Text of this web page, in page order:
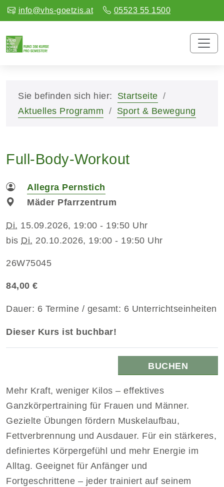
info@vhs-goetzis.at 05523 55 1500
Sie befinden sich hier:
Startseite
Aktuelles Programm
Sport & Bewegung
Full-Body-Workout
Allegra Pernstich
Mäder Pfarrzentrum
Di. 15.09.2026, 19:00 - 19:50 Uhr
bis Di. 20.10.2026, 19:00 - 19:50 Uhr
26W75045
84,00 €
Dauer: 6 Termine / gesamt: 6 Unterrichtseinheiten
Dieser Kurs ist buchbar!
BUCHEN
Mehr Kraft, weniger Kilos – effektives
Ganzkörpertraining für Frauen und Männer.
Gezielte Übungen fördern Muskelaufbau,
Fettverbrennung und Ausdauer. Für ein stärkeres,
definiertes Körpergefühl und mehr Energie im
Alltag. Geeignet für Anfänger und
Fortgeschrittene – jeder trainiert auf seinem